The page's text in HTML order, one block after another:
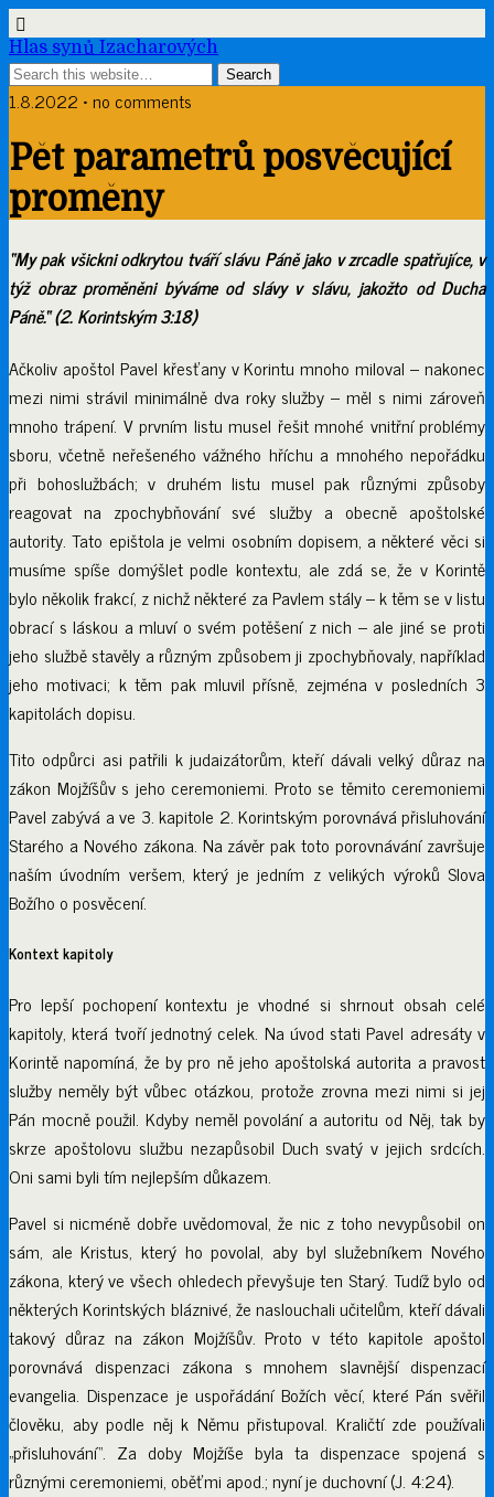
Hlas synů Izacharových
1.8.2022 • no comments
Pět parametrů posvěcující
proměny
“My pak všickni odkrytou tváří slávu Páně jako v zrcadle spatřujíce, v
týž obraz proměněni býváme od slávy v slávu, jakožto od Ducha
Páně.“ (2. Korintským 3:18)
Ačkoliv apoštol Pavel křesťany v Korintu mnoho miloval – nakonec
mezi nimi strávil minimálně dva roky služby – měl s nimi zároveň
mnoho trápení. V prvním listu musel řešit mnohé vnitřní problémy
sboru, včetně neřešeného vážného hříchu a mnohého nepořádku
při bohoslužbách; v druhém listu musel pak různými způsoby
reagovat na zpochybňování své služby a obecně apoštolské
autority. Tato epištola je velmi osobním dopisem, a některé věci si
musíme spíše domýšlet podle kontextu, ale zdá se, že v Korintě
bylo několik frakcí, z nichž některé za Pavlem stály – k těm se v listu
obrací s láskou a mluví o svém potěšení z nich – ale jiné se proti
jeho službě stavěly a různým způsobem ji zpochybňovaly, například
jeho motivaci; k těm pak mluvil přísně, zejména v posledních 3
kapitolách dopisu.
Tito odpůrci asi patřili k judaizátorům, kteří dávali velký důraz na
zákon Mojžíšův s jeho ceremoniemi. Proto se těmito ceremoniemi
Pavel zabývá a ve 3. kapitole 2. Korintským porovnává přisluhování
Starého a Nového zákona. Na závěr pak toto porovnávání završuje
naším úvodním veršem, který je jedním z velikých výroků Slova
Božího o posvěcení.
Kontext kapitoly
Pro lepší pochopení kontextu je vhodné si shrnout obsah celé
kapitoly, která tvoří jednotný celek. Na úvod stati Pavel adresáty v
Korintě napomíná, že by pro ně jeho apoštolská autorita a pravost
služby neměly být vůbec otázkou, protože zrovna mezi nimi si jej
Pán mocně použil. Kdyby neměl povolání a autoritu od Něj, tak by
skrze apoštolovu službu nezapůsobil Duch svatý v jejich srdcích.
Oni sami byli tím nejlepším důkazem.
Pavel si nicméně dobře uvědomoval, že nic z toho nevypůsobil on
sám, ale Kristus, který ho povolal, aby byl služebníkem Nového
zákona, který ve všech ohledech převyšuje ten Starý. Tudíž bylo od
některých Korintských bláznivé, že naslouchali učitelům, kteří dávali
takový důraz na zákon Mojžíšův. Proto v této kapitole apoštol
porovnává dispenzaci zákona s mnohem slavnější dispenzací
evangelia. Dispenzace je uspořádání Božích věcí, které Pán svěřil
člověku, aby podle něj k Němu přistupoval. Kraličtí zde používali
„přisluhování“. Za doby Mojžíše byla ta dispenzace spojená s
různými ceremoniemi, oběťmi apod.; nyní je duchovní (J. 4:24).